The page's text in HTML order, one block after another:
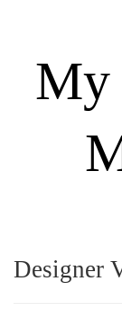
My
v
Designer